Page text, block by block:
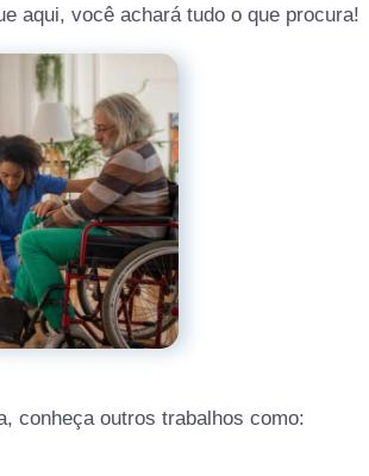
aqui, você achará tudo o que procura!
conheça outros trabalhos como: